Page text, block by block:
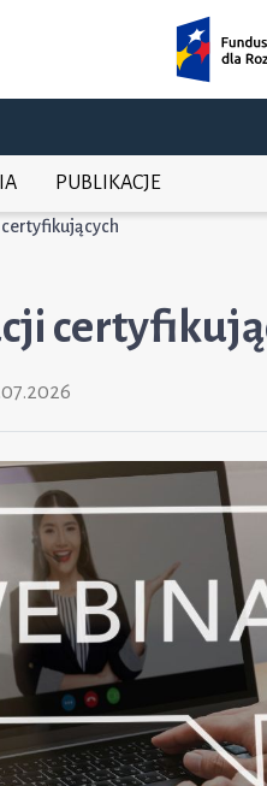
PUBLIKACJE